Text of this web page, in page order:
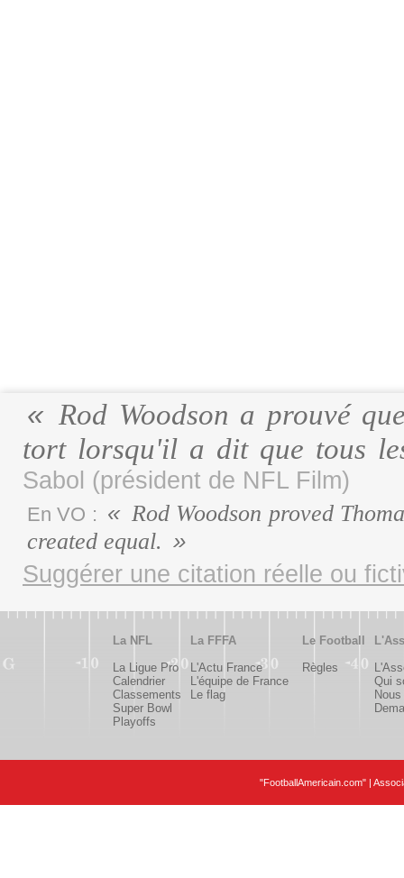
Rod Woodson a prouvé
tort lorsqu'il a dit que tous
Sabol (président de NFL Film)
En VO :
Rod Woodson proved
created equal.
Suggérer une citation réelle ou
La NFL
La Ligue Pro
Calendrier
Classements
Super Bowl
Playoffs
La FFFA
L'Actu France
L'équipe de France
Le flag
Le Football
Règles
Qui
"FootballAmericain.com" |